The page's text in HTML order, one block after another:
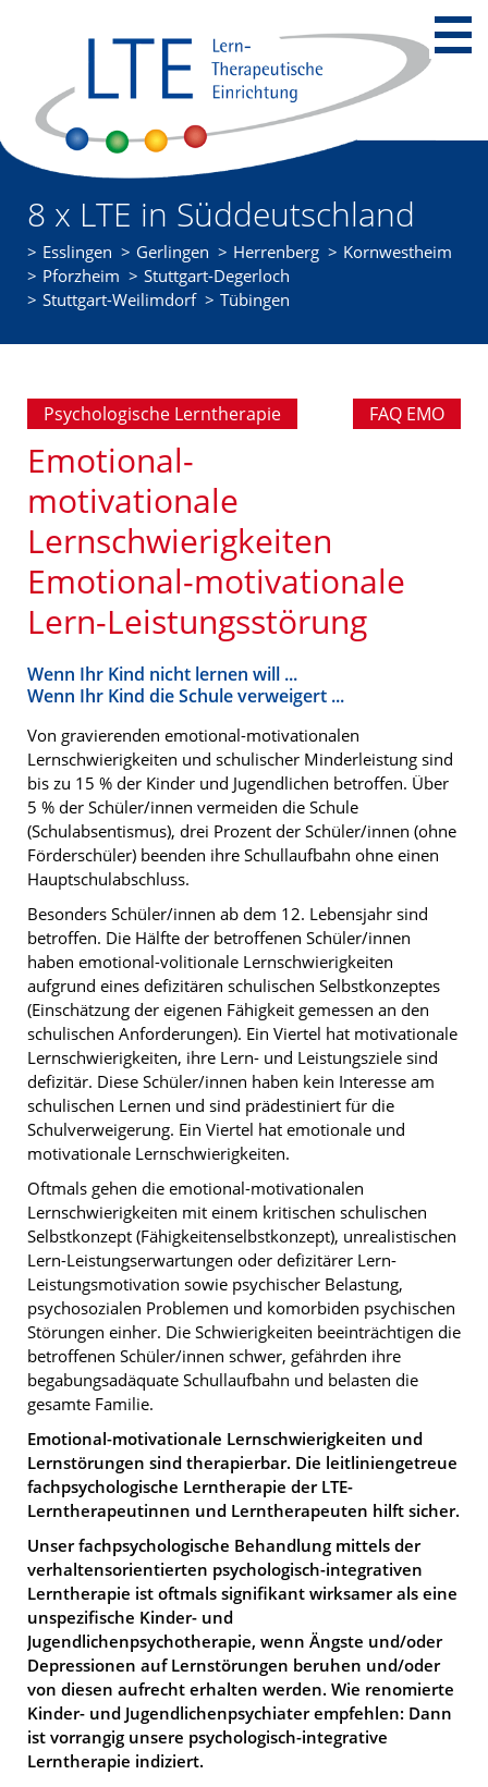
8 x LTE in Süddeutschland
Esslingen Gerlingen Herrenberg
Kornwestheim
Pforzheim
Stuttgart-Degerloch
Stuttgart-Weilimdorf
Tübingen
Psychologische Lerntherapie FAQ EMO
Emotional-
motivationale
Lernschwierigkeiten
Emotional-motivationale
Lern-Leistungsstörung
Wenn Ihr Kind nicht lernen will ...
Wenn Ihr Kind die Schule verweigert ...
Von gravierenden emotional-motivationalen
Lernschwierigkeiten und schulischer Minderleistung sind
bis zu 15 % der Kinder und Jugendlichen betroffen. Über
5 % der Schüler/innen vermeiden die Schule
(Schulabsentismus), drei Prozent der Schüler/innen (ohne
Förderschüler) beenden ihre Schullaufbahn ohne einen
Hauptschulabschluss.
Besonders Schüler/innen ab dem 12. Lebensjahr sind
betroffen. Die Hälfte der betroffenen Schüler/innen
haben emotional-volitionale Lernschwierigkeiten
aufgrund eines defizitären schulischen Selbstkonzeptes
(Einschätzung der eigenen Fähigkeit gemessen an den
schulischen Anforderungen). Ein Viertel hat motivationale
Lernschwierigkeiten, ihre Lern- und Leistungsziele sind
defizitär. Diese Schüler/innen haben kein Interesse am
schulischen Lernen und sind prädestiniert für die
Schulverweigerung. Ein Viertel hat emotionale und
motivationale Lernschwierigkeiten.
Oftmals gehen die emotional-motivationalen
Lernschwierigkeiten mit einem kritischen schulischen
Selbstkonzept (Fähigkeitenselbstkonzept), unrealistischen
Lern-Leistungserwartungen oder defizitärer Lern-
Leistungsmotivation sowie psychischer Belastung,
psychosozialen Problemen und komorbiden psychischen
Störungen einher. Die Schwierigkeiten beeinträchtigen die
betroffenen Schüler/innen schwer, gefährden ihre
begabungsadäquate Schullaufbahn und belasten die
gesamte Familie.
Emotional-motivationale Lernschwierigkeiten und
Lernstörungen sind therapierbar. Die leitliniengetreue
fachpsychologische Lerntherapie der LTE-
Lerntherapeutinnen und Lerntherapeuten hilft sicher.
Unser fachpsychologische Behandlung mittels der
verhaltensorientierten psychologisch-integrativen
Lerntherapie ist oftmals signifikant wirksamer als eine
unspezifische Kinder- und
Jugendlichenpsychotherapie, wenn Ängste und/oder
Depressionen auf Lernstörungen beruhen und/oder
von diesen aufrecht erhalten werden. Wie renomierte
Kinder- und Jugendlichenpsychiater empfehlen: Dann
ist vorrangig unsere psychologisch-integrative
Lerntherapie indiziert.